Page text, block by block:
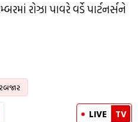
રોઝા પાવરે વર્ડે પાર્ટનર્સને
LIVE TV